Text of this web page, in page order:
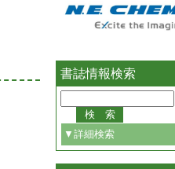
書誌情報検索
▼詳細検索